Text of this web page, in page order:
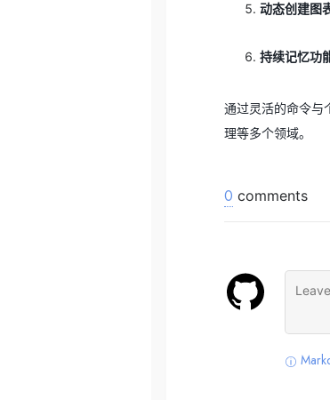
动态创建图
持续记忆功
通过灵活的命令与
理等多个领域。
0 comments